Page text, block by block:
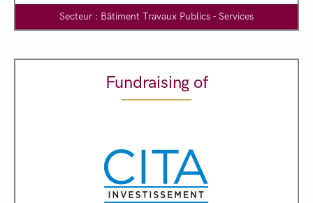
Secteur : Bâtiment Travaux Publics - Services
Fundraising of